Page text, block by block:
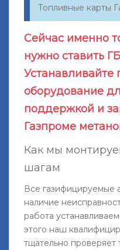
Топливные карты
Сейчас именно
нужно ставить
Устанавливайте
оборудование
поддержкой и
Газпроме
Как мы
шагам
Все газифицируемые
наличие
работа
этого наш
тщательно проверяет